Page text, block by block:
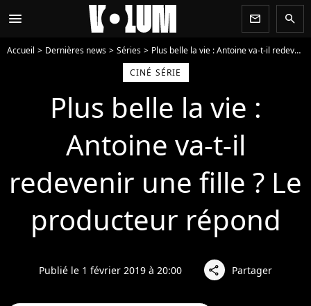
menu newsletter search
Accueil Dernières news Séries
Plus belle la vie : Antoine va-t-il redevenir une fille ? Le producteur répond
CINÉ SÉRIE
Plus belle la vie :
Antoine va-t-il
redevenir une fille ? Le
producteur répond
Publié le 1 février 2019 à 20:00 share Partager